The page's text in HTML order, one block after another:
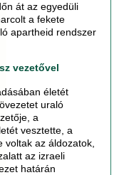
át az egyedüli
a fekete
apartheid rendszer
vezetővel
életét
uraló
a
vesztette, a
az áldozatok,
az izraeli
határán